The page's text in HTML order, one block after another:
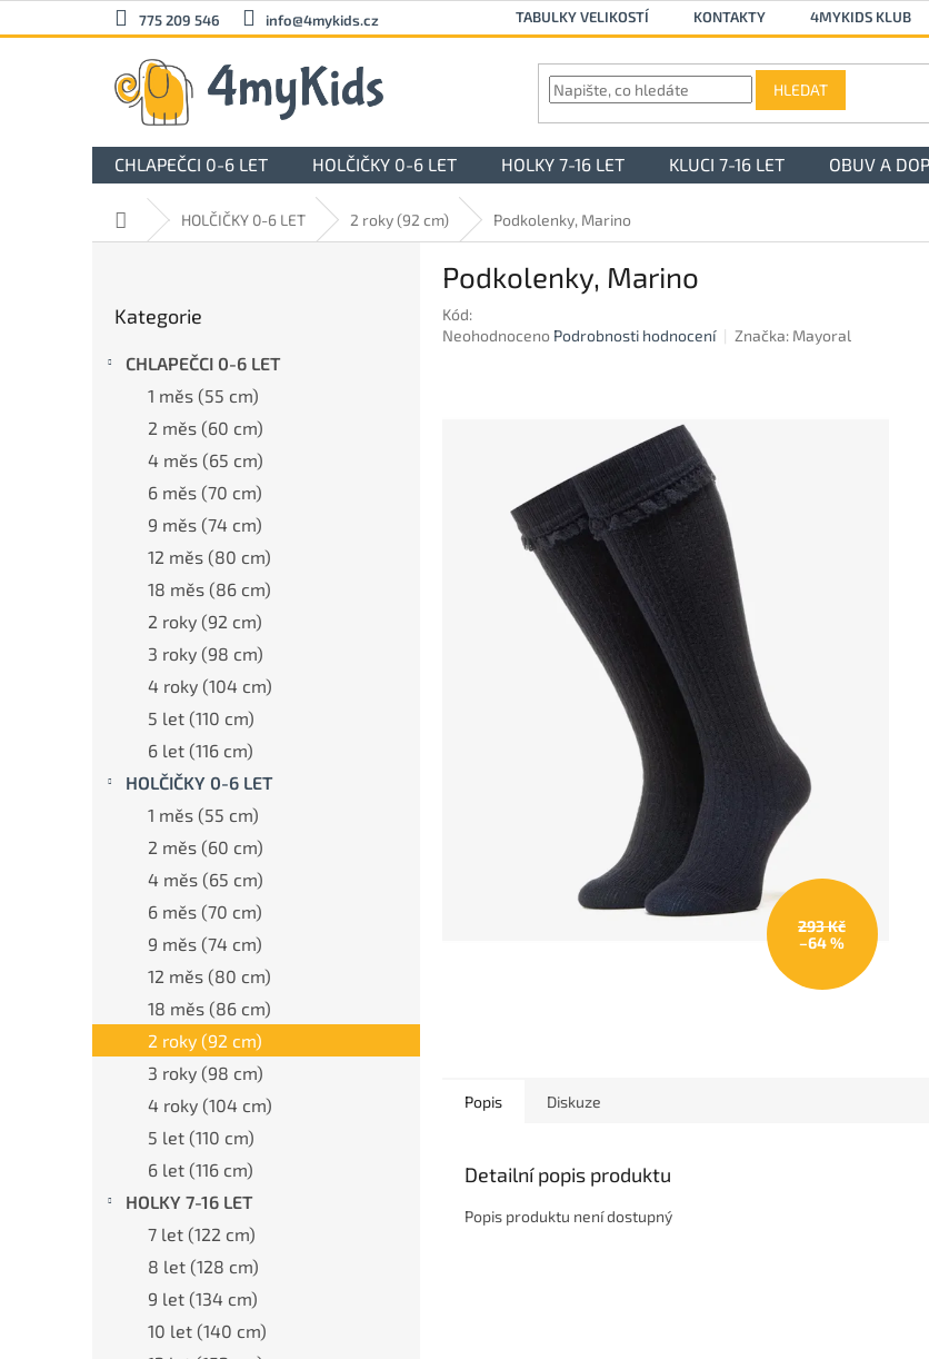
na
775 209 546 info@4mykids.cz TABULKY VELIKOSTÍ KONTAKTY 4MYKIDS KLUB
HLEDAT
CHLAPEČCI 0-6 LET HOLČIČKY 0-6 LET HOLKY 7-16 LET KLUCI 7-16 LET OBUV A
Domů HOLČIČKY 0-6 LET 2 roky (92 cm) Podkolenky, Marino
kategorie
Kategorie
CHLAPEČCI 0-6 LET
1 měs (55 cm)
2 měs (60 cm)
4 měs (65 cm)
6 měs (70 cm)
9 měs (74 cm)
12 měs (80 cm)
18 měs (86 cm)
2 roky (92 cm)
3 roky (98 cm)
4 roky (104 cm)
5 let (110 cm)
6 let (116 cm)
HOLČIČKY 0-6 LET
1 měs (55 cm)
2 měs (60 cm)
4 měs (65 cm)
6 měs (70 cm)
9 měs (74 cm)
12 měs (80 cm)
18 měs (86 cm)
2 roky (92 cm)
3 roky (98 cm)
4 roky (104 cm)
5 let (110 cm)
6 let (116 cm)
HOLKY 7-16 LET
7 let (122 cm)
8 let (128 cm)
9 let (134 cm)
10 let (140 cm)
Podkolenky, Marino
Kód:
Průměrné
Neohodnoceno Podrobnosti hodnocení Značka: Mayoral
293 Kč
–64 %
Popis Diskuze
Detailní popis produktu
Popis produktu není dostupný